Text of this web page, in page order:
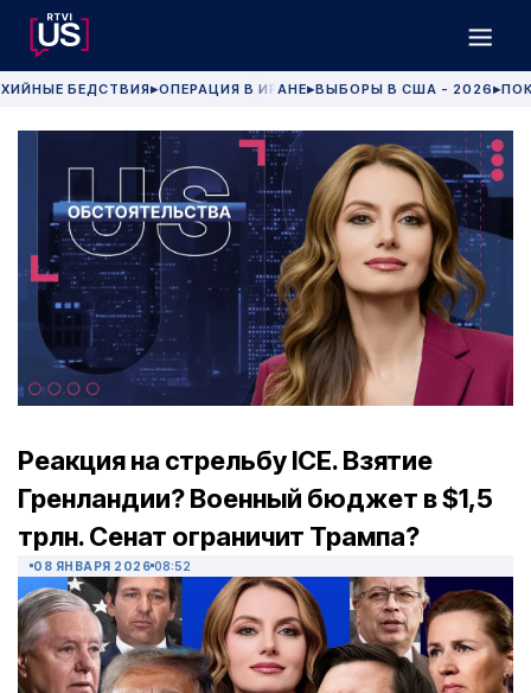
БЕДСТВИЯ▶ОПЕРАЦИЯ В ИРАНЕ▶ВЫБОРЫ В США - 2026 ▶
Реакция на стрельбу ICE. Взятие
Гренландии? Военный бюджет в $1,5
трлн. Сенат ограничит Трампа?
08 ЯНВАРЯ 2026 08:52